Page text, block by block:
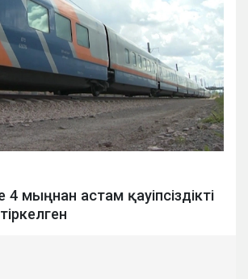
4 мыңнан астам қауіпсіздікті